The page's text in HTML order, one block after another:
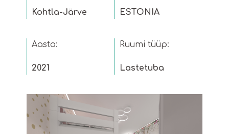
Kohtla-Järve ESTONIA
Aasta:
2021
Ruumi tüüp:
Lastetuba